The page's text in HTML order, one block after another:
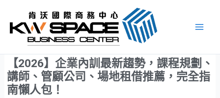
【2026】企業內訓最新趨勢，課程規劃、
講師、管顧公司、場地租借推薦，完全指
南懶人包！